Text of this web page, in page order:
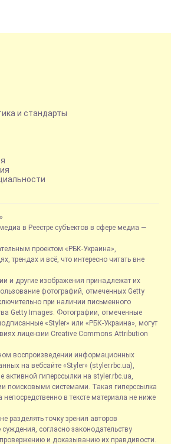
и стандарты
в Реестре субъектов в сфере медиа —
проектом «РБК-Украина»,
трендах и всё, что интересно читать вне
и другие изображения принадлежат их
фотографий, отмеченных Getty
при наличии письменного
Getty Images. Фотографии, отмеченные
«Styler» или «РБК-Украина», могут
лицензии Creative Commons Attribution
воспроизведении информационных
на вебсайте «Styler» (styler.rbc.ua),
активной гиперссылки на styler.rbc.ua,
поисковыми системами. Такая гиперссылка
в тексте материала не ниже
разделять точку зрения авторов
согласно законодательству
и доказыванию их правдивости.